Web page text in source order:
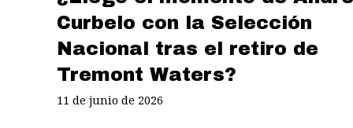
Curbelo con la Selección
Nacional tras el retiro de
Tremont Waters?
11 de junio de 2026